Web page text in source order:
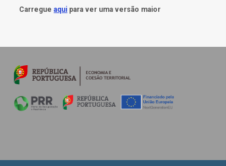
Carregueaqui para ver uma versão maior